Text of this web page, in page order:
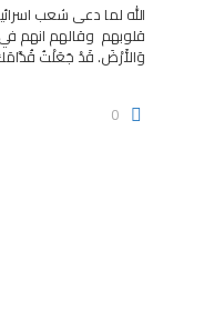
الله لما دعى شعب
قلوبهم وقالهم انهم
وَالأَرْضَ. قَدْ جَعَلْتُ
0